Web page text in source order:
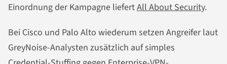
Einordnung der Kampagne liefertAll About Security.
Bei Cisco und Palo Alto wiederum setzen Angreifer laut
GreyNoise-Analysten zusätzlich auf simples